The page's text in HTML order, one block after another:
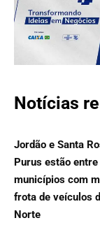
Notícias
Jordão e Santa
Purus estão
municípios com
frota de veículos
Norte